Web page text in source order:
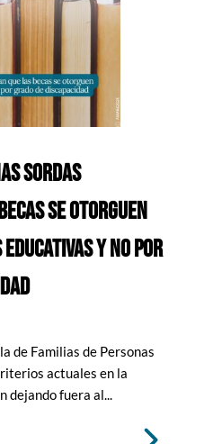
SORDAS
SE OTORGUEN
Y NO POR
de Familias de Personas
actuales en la
dejando fuera al...